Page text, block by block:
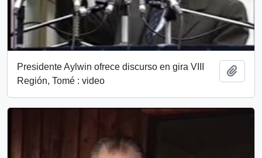
Presidente Aylwin ofrece discurso en gira VIII
Región, Tomé : video